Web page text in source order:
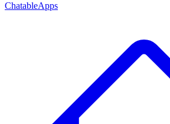
ChatableApps